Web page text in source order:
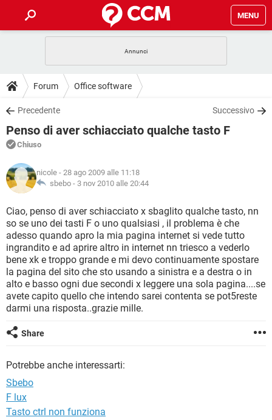
MENU
INTRATTENIMENTO
iOS
INSTAGRAM WHATSAPP
TIKTOK
HARDWARE
GUIDE
COVID-19
iOS
INSTAGRAM
TIKTOK FACEBOOK
DOWNLOAD
COVID-19 GAMING
INTRATTENIMENTO
iOS
INSTAGRAM
TIKTOK FACEBOOK
HARDWARE
FORUM
COVID-19
INTRATTENIMENTO ANDROID
INSTAGRAM WHATSAPP
TIKTOK FACEBOOK
HARDWARE
GLOSSARIO
COVID-19
INTRATTENIMENTO ANDROID
iOS WINDOWS 10
INSTAGRAM WHATSAPP
TIKTOK FACEBOOK
HARDWARE
Forum Office software
Precedente Successivo
Penso di aver schiacciato qualche tasto F
Chiuso
nicole - 28 ago 2009 alle 11:18
sbebo - 3 nov 2010 alle 20:44
Ciao, penso di aver schiacciato x sbaglito qualche tasto, nn
so se uno dei tasti F o uno qualsiasi , il problema è che
adesso quando apro la mia pagina internet si vede tutto
ingrandito e ad aprire altro in internet nn triesco a vederlo
bene xk e troppo grande e mi devo continuamente spostare
la pagina del sito che sto usando a sinistra e a destra o in
alto e basso ogni due secondi x leggere una sola pagina....se
avete capito quello che intendo sarei contenta se pot5reste
darmi una risposta..grazie mille.
Share
Potrebbe anche interessarti:
Sbebo
F lux
Tasto ctrl non funziona